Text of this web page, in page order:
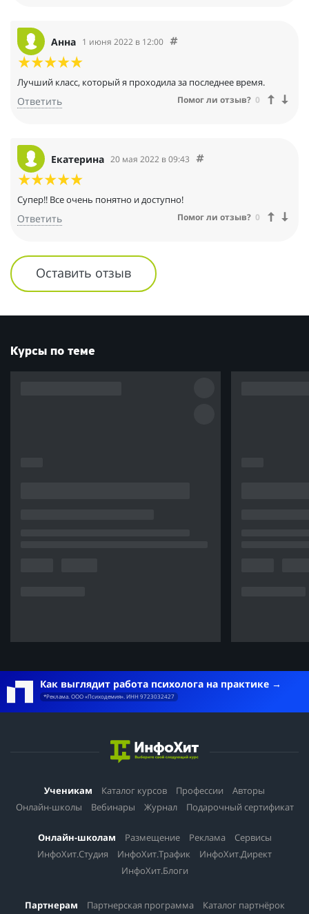
Анна 1 июня 2022 в 12:00
Лучший класс, который я проходила за последнее время.
Ответить Помог ли отзыв? 0
Екатерина 20 мая 2022 в 09:43
Супер!! Все очень понятно и доступно!
Ответить Помог ли отзыв? 0
Оставить отзыв
Курсы по теме
Как выглядит работа психолога на практике
*Реклама. ООО «Психодемия». ИНН 9723032427
Ученикам Каталог курсов Профессии
Авторы
Онлайн-школы
Вебинары Журнал Подарочный сертификат
Онлайн-школам Размещение Реклама
Сервисы
ИнфоХит.Студия
ИнфоХит.Трафик
ИнфоХит.Директ
ИнфоХит.Блоги
Партнерам Партнерская программа Каталог партнёрок